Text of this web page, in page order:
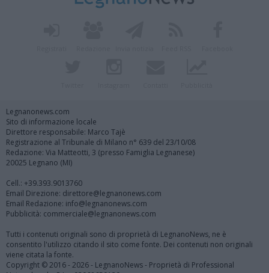
Legnanonews.com
Sito di informazione locale
Direttore responsabile: Marco Tajè
Registrazione al Tribunale di Milano n° 639 del 23/10/08
Redazione: Via Matteotti, 3 (presso Famiglia Legnanese)
20025 Legnano (MI)
Cell.: +39.393.9013760
Email Direzione: direttore@legnanonews.com
Email Redazione: info@legnanonews.com
Pubblicità: commerciale@legnanonews.com
Tutti i contenuti originali sono di proprietà di LegnanoNews, ne è
consentito l'utilizzo citando il sito come fonte. Dei contenuti non originali
viene citata la fonte.
Copyright © 2016 - 2026 - LegnanoNews - Proprietà di Professional